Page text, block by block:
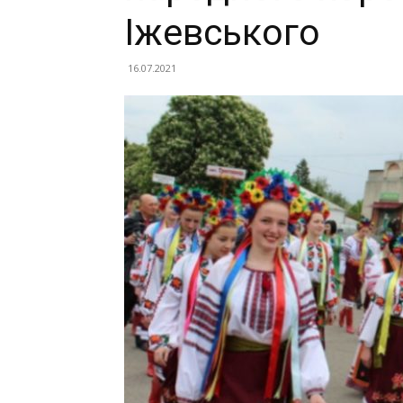
Іжевського
16.07.2021